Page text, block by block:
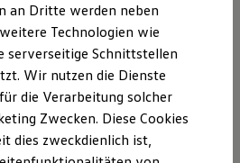
und HU/AU
und Checks
und Flüssigkeiten
Reifen
Unfallhilfe
Service
Teile
an Dritte werden neben
Technologien wie
serverseitige Schnittstellen
Wir nutzen die Dienste
die Verarbeitung solcher
Zwecken. Diese Cookies
dies zweckdienlich ist,